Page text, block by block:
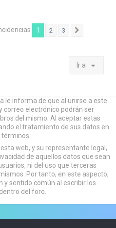
1 2 3
Ir a
le informa de que al unirse a este
correo electrónico podrán ser
del mismo. Al aceptar estas
el tratamiento de sus datos en
términos.
web, y su representante legal,
de aquellos datos que sean
ni del uso que terceras
Por tanto, en este aspecto,
y sentido común al escribir los
del foro.